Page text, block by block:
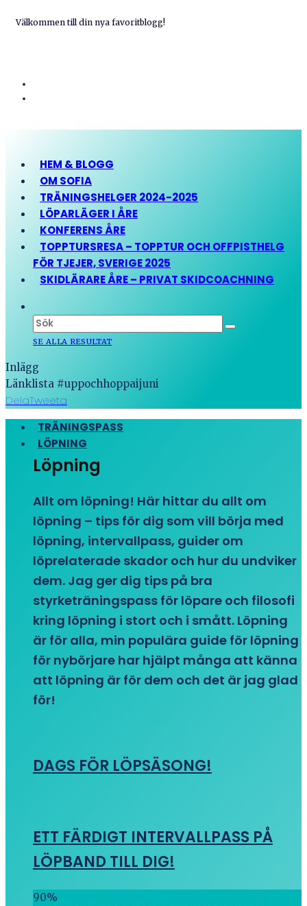
Välkommen till din nya favoritblogg!
HEM & BLOGG
OM SOFIA
TRÄNINGSHELGER 2024-2025
LÖPARLÄGER I ÅRE
KONFERENS ÅRE
TOPPTURSRESA – TOPPTUR OCH OFFPISTHELG
FÖR TJEJER, SVERIGE 2025
SKIDLÄRARE ÅRE – PRIVAT SKIDCOACHNING
SE ALLA RESULTAT
Inlägg
Länklista #uppochhoppaijuni
DelaTweeta
TRÄNINGSPASS
LÖPNING
Löpning
Allt om löpning! Här hittar du allt om
löpning – tips för dig som vill börja med
löpning, intervallpass, guider om
löprelaterade skador och hur du undviker
dem. Jag ger dig tips på bra
styrketräningspass för löpare och filosofi
kring löpning i stort och i smått. Löpning
är för alla, min populära guide för löpning
för nybörjare har hjälpt många att känna
att löpning är för dem och det är jag glad
för!
DAGS FÖR LÖPSÄSONG!
ETT FÄRDIGT INTERVALLPASS PÅ
LÖPBAND TILL DIG!
90%